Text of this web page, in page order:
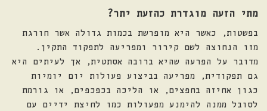
מתי הזעה מוגדרת כהזעת יתר?
בפשטות, כאשר היא מופרשת בכמות גדולה אשר חורגת
מזו הנחוצה לשם קירור ומפריעה לתפקוד התקין.
מדובר על הפרעה שהיא ברובה אסתטית, אך לעיתים היא
גם תפקודית, מפריעה בביצוע פעולות יום יומיות
כגון אחיזה בחפצים, או הליכה בכפכפים, או גורמת
לסובל ממנה להימנע מפעולות כמו לחיצת ידיים עם